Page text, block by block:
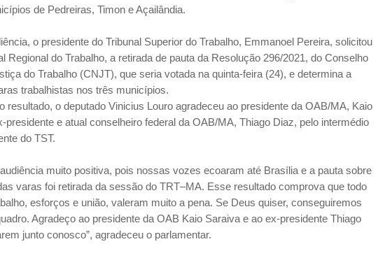
de Pedreiras, Timon e Açailândia.
o presidente do Tribunal Superior do Trabalho, Emmanoel Pereira, solicitou
Regional do Trabalho, a retirada de pauta da Resolução 296/2021, do Conselho
do Trabalho (CNJT), que seria votada na quinta-feira (24), e determina a
trabalhistas nos três municípios.
resultado, o deputado Vinicius Louro agradeceu ao presidente da OAB/MA, Kaio
presidente e atual conselheiro federal da OAB/MA, Thiago Diaz, pelo intermédio
do TST.
muito positiva, pois nossas vozes ecoaram até Brasília e a pauta sobre
varas foi retirada da sessão do TRT–MA. Esse resultado comprova que todo
esforços e união, valeram muito a pena. Se Deus quiser, conseguiremos
Agradeço ao presidente da OAB Kaio Saraiva e ao ex-presidente Thiago
junto conosco”, agradeceu o parlamentar.